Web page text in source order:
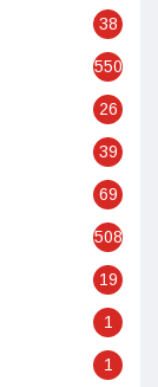
38
550
26
39
69
508
19
1
1